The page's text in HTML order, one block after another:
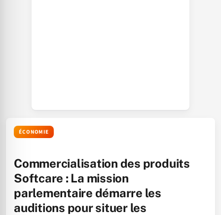
ÉCONOMIE
Commercialisation des produits
Softcare : La mission
parlementaire démarre les
auditions pour situer les